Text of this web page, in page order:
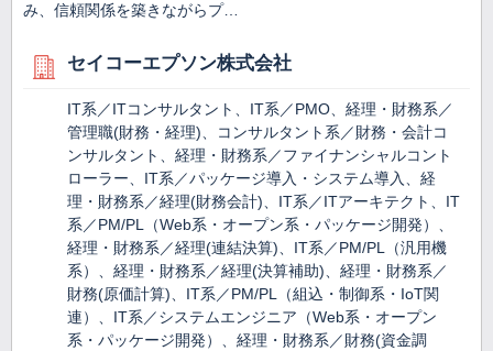
み、信頼関係を築きながらプ…
セイコーエプソン株式会社
IT系／ITコンサルタント、IT系／PMO、経理・財務系／
管理職(財務・経理)、コンサルタント系／財務・会計コ
ンサルタント、経理・財務系／ファイナンシャルコント
ローラー、IT系／パッケージ導入・システム導入、経
理・財務系／経理(財務会計)、IT系／ITアーキテクト、IT
系／PM/PL（Web系・オープン系・パッケージ開発）、
経理・財務系／経理(連結決算)、IT系／PM/PL（汎用機
系）、経理・財務系／経理(決算補助)、経理・財務系／
財務(原価計算)、IT系／PM/PL（組込・制御系・IoT関
連）、IT系／システムエンジニア（Web系・オープン
系・パッケージ開発）、経理・財務系／財務(資金調